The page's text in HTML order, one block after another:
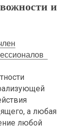
и
а любая
любой